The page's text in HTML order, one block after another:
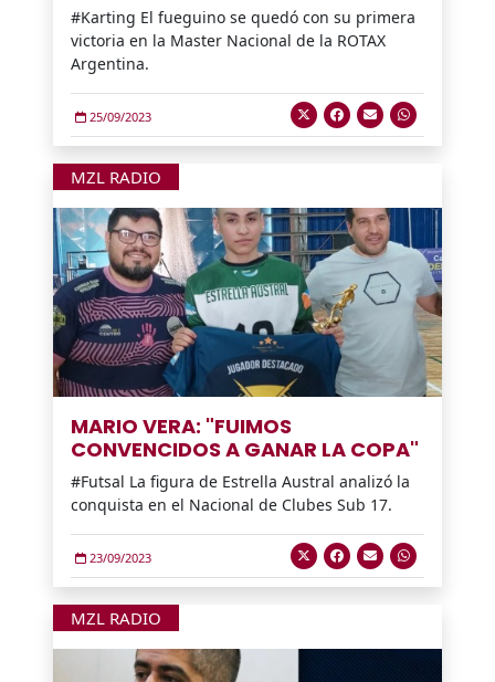
#Karting El fueguino se quedó con su primera
victoria en la Master Nacional de la ROTAX
Argentina.
25/09/2023
MZL RADIO
MARIO VERA: "FUIMOS
CONVENCIDOS A GANAR LA COPA"
#Futsal La figura de Estrella Austral analizó la
conquista en el Nacional de Clubes Sub 17.
23/09/2023
MZL RADIO